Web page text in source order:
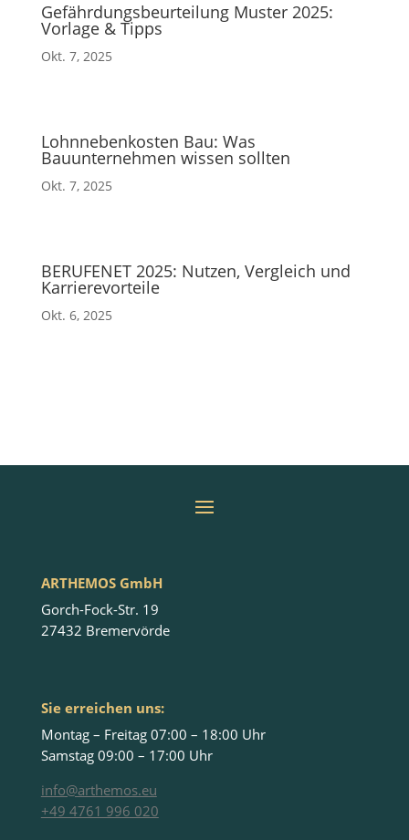
Gefährdungsbeurteilung Muster 2025:
Vorlage & Tipps
Okt. 7, 2025
Lohnnebenkosten Bau: Was
Bauunternehmen wissen sollten
Okt. 7, 2025
BERUFENET 2025: Nutzen, Vergleich und
Karrierevorteile
Okt. 6, 2025
ARTHEMOS GmbH
Gorch-Fock-Str. 19
27432 Bremervörde
Sie erreichen uns:
Montag – Freitag 07:00 – 18:00 Uhr
Samstag 09:00 – 17:00 Uhr
info@arthemos.eu
+49 4761 996 020